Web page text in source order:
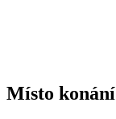
Místo konání